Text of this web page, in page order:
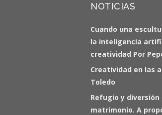
NOTICIAS
Cuando una
la inteligencia
creatividad Por
Creatividad en las
Toledo
Refugio y
matrimonio. A